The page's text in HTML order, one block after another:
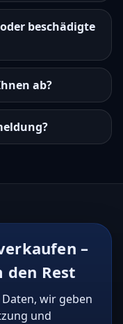
beschädigte
ab?
–
Rest
wir geben
und